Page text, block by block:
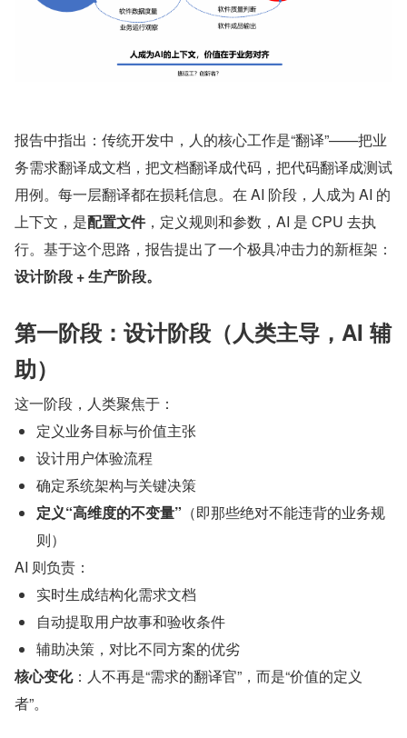
报告中指出：传统开发中，人的核心工作是“翻译”——把业
务需求翻译成文档，把文档翻译成代码，把代码翻译成测试
用例。每一层翻译都在损耗信息。在 AI 阶段，人成为 AI 的
上下文，是配置文件，定义规则和参数，AI 是 CPU 去执
行。基于这个思路，报告提出了一个极具冲击力的新框架：
设计阶段 + 生产阶段。
第一阶段：设计阶段（人类主导，AI 辅
助）
这一阶段，人类聚焦于：
定义业务目标与价值主张
设计用户体验流程
确定系统架构与关键决策
定义“高维度的不变量” （即那些绝对不能违背的业务规
则）
AI 则负责：
实时生成结构化需求文档
自动提取用户故事和验收条件
辅助决策，对比不同方案的优劣
核心变化：人不再是“需求的翻译官”，而是“价值的定义
者”。